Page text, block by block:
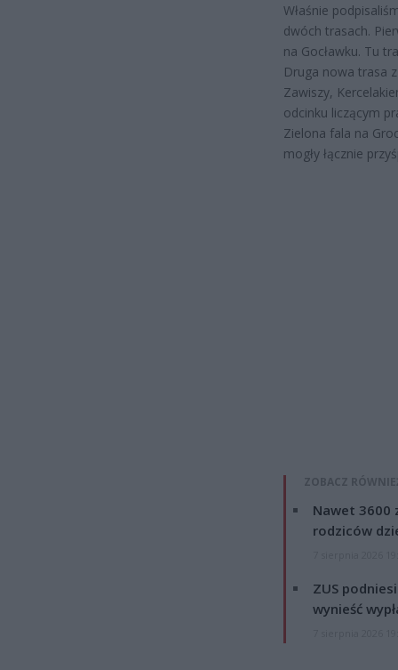
Właśnie
dwóch trasach.
na Gocławku. Tu
Druga nowa trasa
Zawiszy,
odcinku liczącym
Zielona fala na
mogły łącznie
ZOBACZ
Nawet 3600
rodziców
ZUS
wynieść